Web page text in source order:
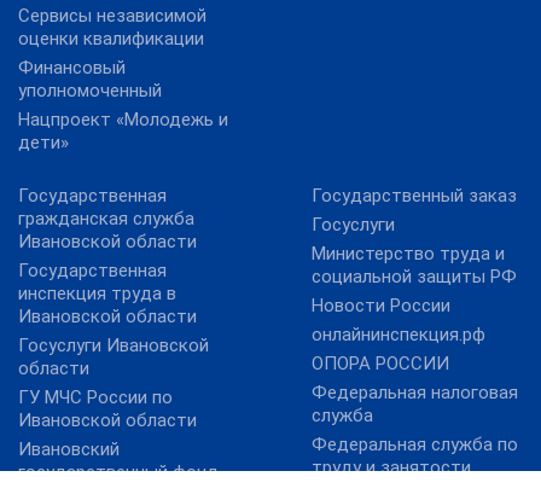
Сервисы независимой
оценки квалификации
Финансовый
уполномоченный
Нацпроект «Молодежь и
дети»
Государственная
гражданская служба
Ивановской области
Государственная
инспекция труда в
Ивановской области
Госуслуги Ивановской
области
ГУ МЧС России по
Ивановской области
Ивановский
государственный фонд
Государственный заказ
Госуслуги
Министерство труда и
социальной защиты РФ
Новости России
онлайнинспекция.рф
ОПОРА РОССИИ
Федеральная налоговая
служба
Федеральная служба по
труду и занятости